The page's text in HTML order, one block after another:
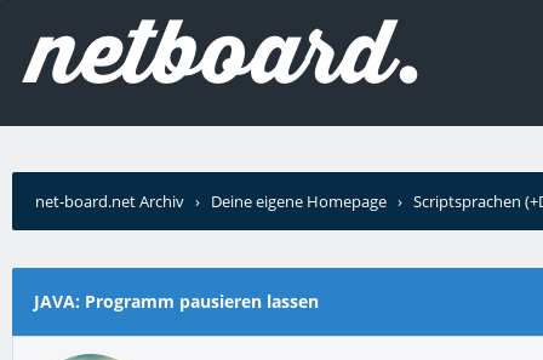
net-board.net Archiv › Deine eigene Homepage › Scriptsprachen
JAVA: Programm pausieren lassen